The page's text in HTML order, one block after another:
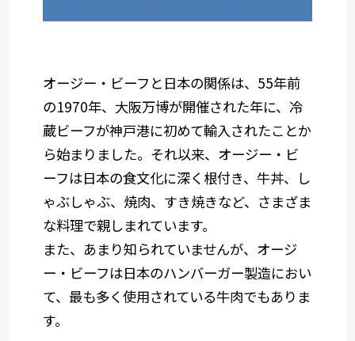
オージー・ビーフと日本の関係は、55年前
の1970年、大阪万博が開催された年に、冷
蔵ビーフが神戸港に初めて輸入されたことか
ら始まりました。それ以来、オージー・ビ
ーフは日本の食文化に深く根付き、牛丼、し
ゃぶしゃぶ、焼肉、すき焼きなど、さまざま
な料理で親しまれています。
また、あまり知られていませんが、オージ
ー・ビーフは日本のハンバーガー製造におい
て、最も多く使用されている牛肉でもありま
す。